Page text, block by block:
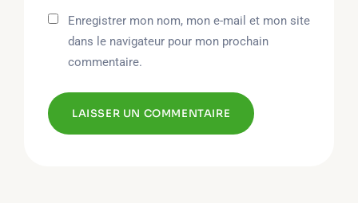
Enregistrer mon nom, mon e-mail et mon site
dans le navigateur pour mon prochain
commentaire.